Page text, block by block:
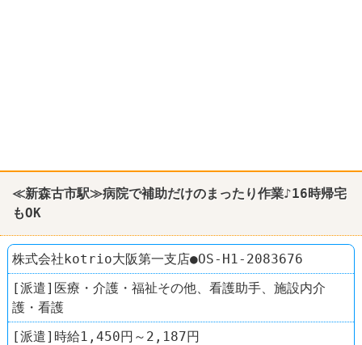
≪新森古市駅≫病院で補助だけのまったり作業♪16時帰宅
もOK
株式会社kotrio大阪第一支店●OS-H1-2083676
[派遣]医療・介護・福祉その他、看護助手、施設内介
護・看護
[派遣]時給1,450円～2,187円